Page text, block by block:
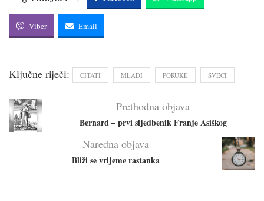
Viber Email
Ključne riječi: CITATI MLADI PORUKE SVECI
Prethodna objava
Bernard – prvi sljedbenik Franje Asiškog
Naredna objava
Bliži se vrijeme rastanka